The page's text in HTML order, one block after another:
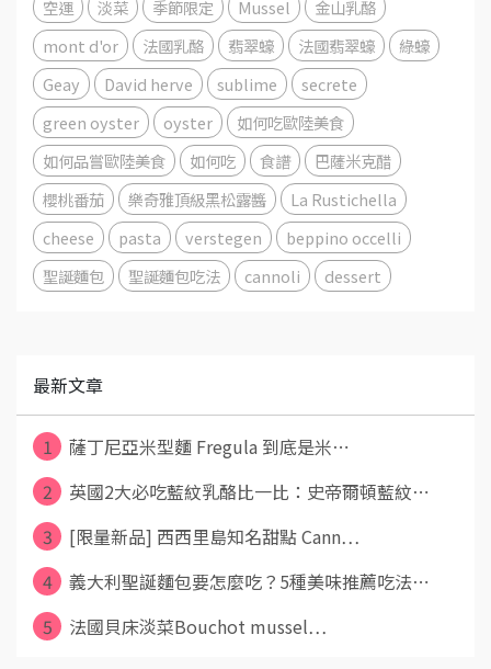
空運 淡菜 季節限定 Mussel
金山乳酪
mont d'or
法國乳酪 翡翠蠔 法國翡翠蠔
綠蠔
Geay
David herve sublime
secrete
green oyster
oyster
如何吃歐陸美食
如何品嘗歐陸美食
如何吃 食譜
巴薩米克醋
櫻桃番茄
樂奇雅頂級黑松露醬
La Rustichella
cheese
pasta verstegen
beppino occelli
聖誕麵包
聖誕麵包吃法 cannoli dessert
最新文章
1
薩丁尼亞米型麵 Fregula 到底是米⋯
2
英國2大必吃藍紋乳酪比一比：史帝爾頓藍紋⋯
3
[限量新品] 西西里島知名甜點 Cann⋯
4
義大利聖誕麵包要怎麼吃？5種美味推薦吃法⋯
5
法國貝床淡菜Bouchot mussel⋯